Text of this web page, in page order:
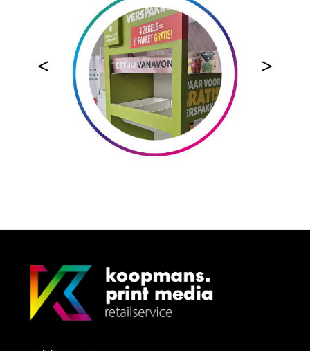
< >